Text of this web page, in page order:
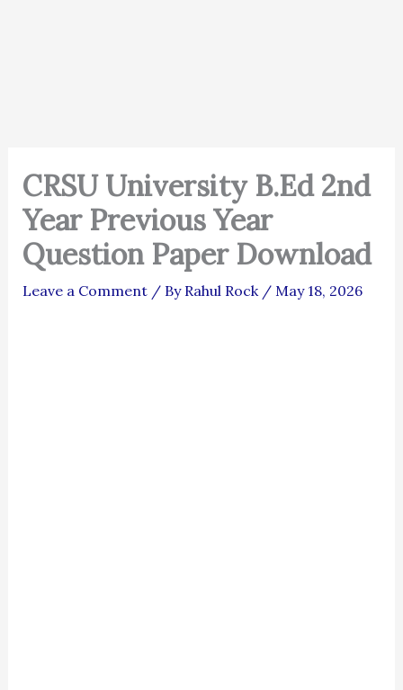
CRSU University B.Ed 2nd
Year Previous Year
Question Paper Download
Leave a Comment / By Rahul Rock / May 18, 2026